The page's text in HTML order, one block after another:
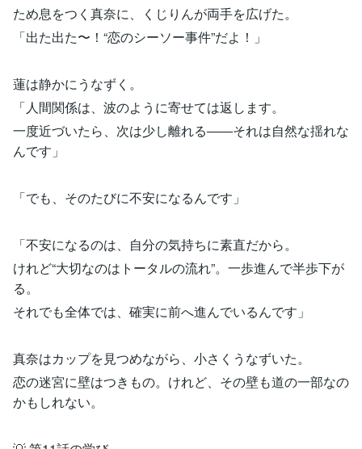
ため息をつく真奈に、くじりんが両手を広げた。
「出た出た〜！“恋のシーソー事件”だよ！」
蓮は静かにうなずく。
「人間関係は、波のように寄せては返します。
一度近づいたら、次は少し離れる――それは自然な揺れな
んです」
「でも、そのたびに不安になるんです」
「不安になるのは、自分の気持ちに素直だから。
けれど“大切なのはトータルの流れ”。一歩進んで半歩下が
る。
それでも全体では、確実に前へ進んでいるんです」
真奈はカップを見つめながら、小さくうなずいた。
恋の迷宮に壁はつきもの。けれど、その壁も道の一部なの
かもしれない。